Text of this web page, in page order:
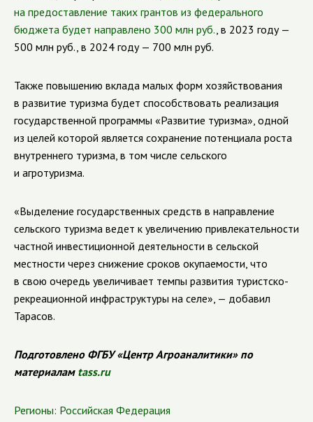
на предоставление таких грантов из федерального
бюджета будет направлено 300 млн руб., в 2023 году —
500 млн руб., в 2024 году — 700 млн руб.
Также повышению вклада малых форм хозяйствования
в развитие туризма будет способствовать реализация
государственной программы «Развитие туризма», одной
из целей которой является сохранение потенциала роста
внутреннего туризма, в том числе сельского
и агротуризма.
«Выделение государственных средств в направление
сельского туризма ведет к увеличению привлекательности
частной инвестиционной деятельности в сельской
местности через снижение сроков окупаемости, что
в свою очередь увеличивает темпы развития туристско-
рекреационной инфраструктуры на селе», — добавил
Тарасов.
Подготовлено ФГБУ «Центр Агроаналитики» по
материалам tass.ru
Регионы: Российская Федерация